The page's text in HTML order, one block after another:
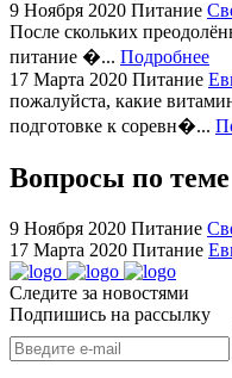
bvlgari
watches
+maserati
online
for
cheap
sale.
https://
hilarity
exceptional
method.
with
the
9 Ноября 2020 Питание
После скольких
питание �... Подробнее
17 Марта 2020 Питание
пожалуйста, какие
подготовке к соревн�...
Вопросы по теме
9 Ноября 2020 Питание
17 Марта 2020 Питание
Следите за новостями
Подпишись на рассылку